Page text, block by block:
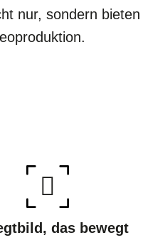
nur, sondern bieten
das bewegt